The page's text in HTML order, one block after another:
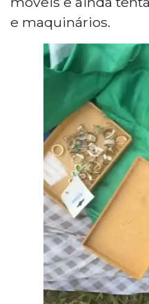
Civil para apuração.
e maquinários.